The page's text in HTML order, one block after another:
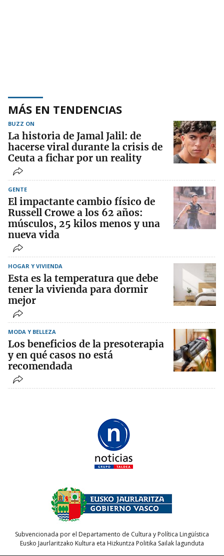
MÁS EN TENDENCIAS
BUZZ ON
La historia de Jamal Jalil: de
hacerse viral durante la crisis de
Ceuta a fichar por un reality
GENTE
El impactante cambio físico de
Russell Crowe a los 62 años:
músculos, 25 kilos menos y una
nueva vida
HOGAR Y VIVIENDA
Esta es la temperatura que debe
tener la vivienda para dormir
mejor
MODA Y BELLEZA
Los beneficios de la presoterapia
y en qué casos no está
recomendada
Subvencionada por el Departamento de Cultura y Política Lingüística
Eusko Jaurlaritzako Kultura eta Hizkuntza Politika Sailak lagunduta